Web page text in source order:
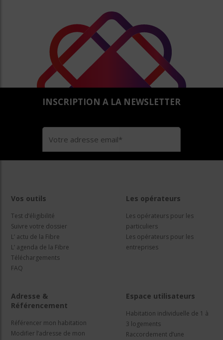
INSCRIPTION A LA NEWSLETTER
Vos outils
Test d’éligibilité
Suivre votre dossier
L’ actu de la Fibre
L’ agenda de la Fibre
Téléchargements
FAQ
Les opérateurs
Les opérateurs pour les
particuliers
Les opérateurs pour les
entreprises
Adresse &
Référencement
Référencer mon habitation
Modifier l’adresse de mon
Espace utilisateurs
Habitation individuelle de 1 à
3 logements
Raccordement d’une